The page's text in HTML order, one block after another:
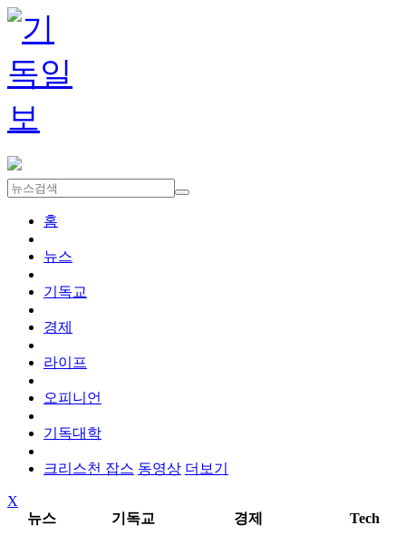
홈
뉴스
기독교
경제
라이프
오피니언
기독대학
크리스천 잡스 동영상 더보기
X
뉴스
기독교 경제 Tech